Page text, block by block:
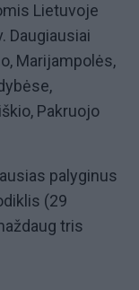
Lietuvoje
Daugiausiai
Marijampolės,
Pakruojo
palyginus
(29
tris